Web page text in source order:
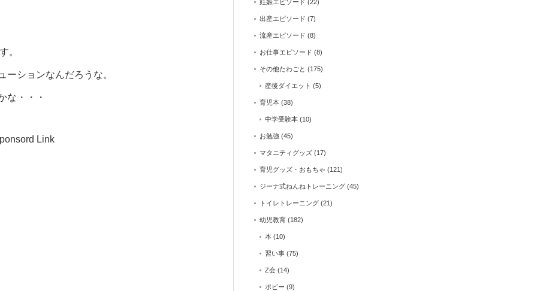
。
ーションなんだろうな。
な・・・
Link
妊娠エピソード (22)
出産エピソード (7)
流産エピソード (8)
お仕事エピソード (8)
その他たわごと (175)
産後ダイエット (5)
育児本 (38)
中学受験本 (10)
お勉強 (45)
マタニティグッズ (17)
育児グッズ・おもちゃ (121)
ジーナ式ねんねトレーニング (45)
トイレトレーニング (21)
幼児教育 (182)
本 (10)
習い事 (75)
Z会 (14)
ポピー (9)